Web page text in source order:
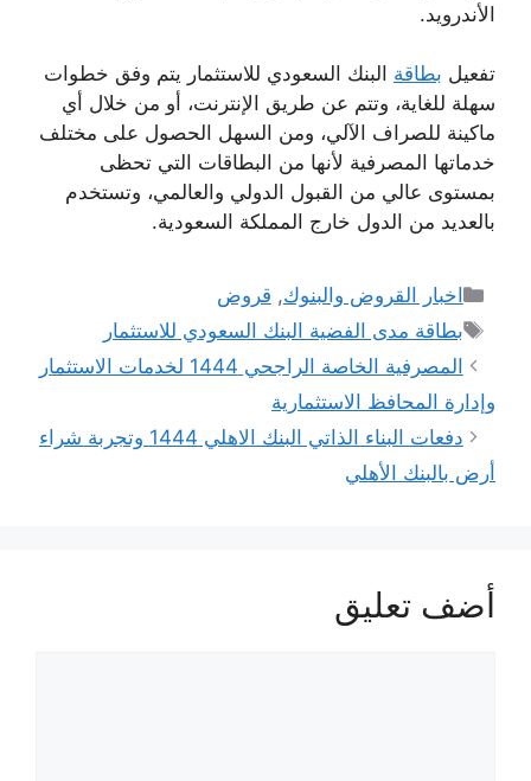
الأندرويد.
تفعيل بطاقة البنك السعودي للاستثمار يتم وفق خطوات
سهلة للغاية، وتتم عن طريق الإنترنت، أو من خلال أي
ماكينة للصراف الآلي، ومن السهل الحصول على مختلف
خدماتها المصرفية لأنها من البطاقات التي تحظى
بمستوى عالي من القبول الدولي والعالمي، وتستخدم
بالعديد من الدول خارج المملكة السعودية.
التصنيفات
اخبار القروض والبنوك, قروض
الوسوم
بطاقة مدى الفضية البنك السعودي للاستثمار
المصرفية الخاصة الراجحي 1444 لخدمات الاستثمار
وإدارة المحافظ الاستثمارية
دفعات البناء الذاتي البنك الاهلي 1444 وتجربة شراء
أرض بالبنك الأهلي
أضف تعليق